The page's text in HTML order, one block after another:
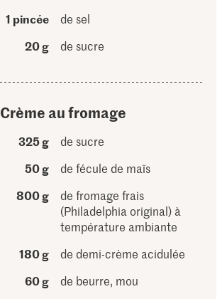
1 pincée
de sel
20 g
de sucre
Crème au fromage
325 g
de sucre
50 g
de fécule de maïs
800 g
de fromage frais
(Philadelphia original) à
température ambiante
180 g
de demi-crème acidulée
60 g
de beurre, mou